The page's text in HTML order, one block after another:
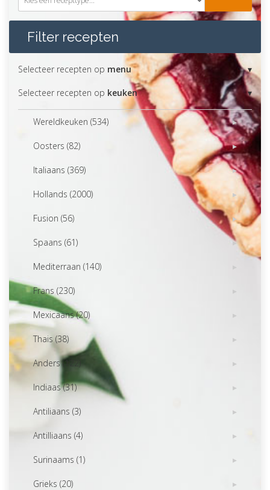
Filter recepten
Selecteer recepten op menu
Selecteer recepten op keuken
Wereldkeuken (534)
Oosters (82)
Italiaans (369)
Hollands (2000)
Fusion (56)
Spaans (61)
Mediterraan (140)
Frans (230)
Mexicaans (20)
Thais (38)
Anders (122)
Indiaas (31)
Antiliaans (3)
Antilliaans (4)
Surinaams (1)
Grieks (20)